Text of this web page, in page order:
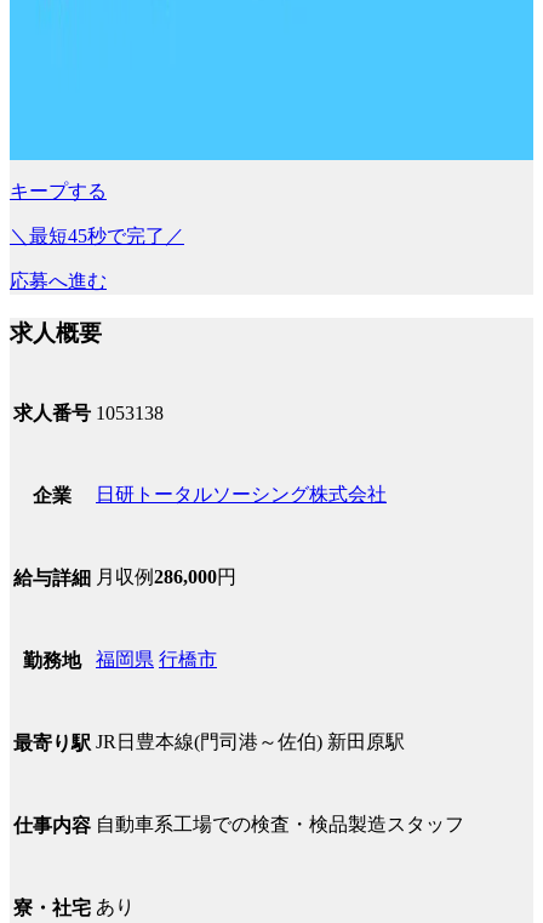
キープする
＼最短45秒で完了／
応募へ進む
求人概要
求人番号 1053138
企業 日研トータルソーシング株式会社
給与詳細 月収例286,000円
勤務地 福岡県 行橋市
最寄り駅 JR日豊本線(門司港～佐伯) 新田原駅
仕事内容 自動車系工場での検査・検品製造スタッフ
寮・社宅 あり